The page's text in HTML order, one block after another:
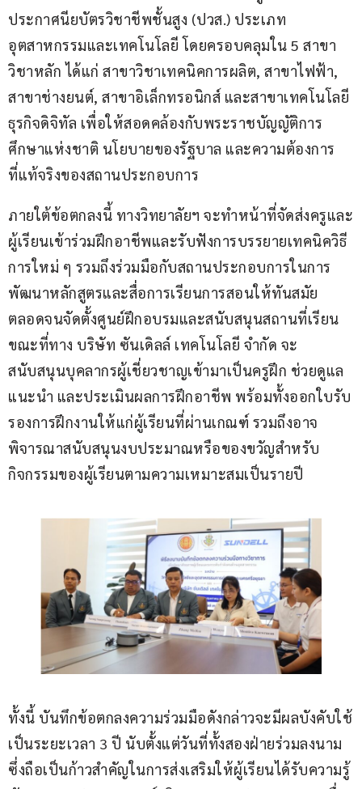
ประกาศนียบัตรวิชาชีพชั้นสูง (ปวส.) ประเภท
อุตสาหกรรมและเทคโนโลยี โดยครอบคลุมใน 5 สาขา
วิชาหลัก ได้แก่ สาขาวิชาเทคนิคการผลิต, สาขาไฟฟ้า,
สาขาช่างยนต์, สาขาอิเล็กทรอนิกส์ และสาขาเทคโนโลยี
ธุรกิจดิจิทัล เพื่อให้สอดคล้องกับพระราชบัญญัติการ
ศึกษาแห่งชาติ นโยบายของรัฐบาล และความต้องการ
ที่แท้จริงของสถานประกอบการ
ภายใต้ข้อตกลงนี้ ทางวิทยาลัยฯ จะทำหน้าที่จัดส่งครูและ
ผู้เรียนเข้าร่วมฝึกอาชีพและรับฟังการบรรยายเทคนิควิธี
การใหม่ ๆ รวมถึงร่วมมือกับสถานประกอบการในการ
พัฒนาหลักสูตรและสื่อการเรียนการสอนให้ทันสมัย
ตลอดจนจัดตั้งศูนย์ฝึกอบรมและสนับสนุนสถานที่เรียน
ขณะที่ทาง บริษัท ซันเดิลล์ เทคโนโลยี จำกัด จะ
สนับสนุนบุคลากรผู้เชี่ยวชาญเข้ามาเป็นครูฝึก ช่วยดูแล
แนะนำ และประเมินผลการฝึกอาชีพ พร้อมทั้งออกใบรับ
รองการฝึกงานให้แก่ผู้เรียนที่ผ่านเกณฑ์ รวมถึงอาจ
พิจารณาสนับสนุนงบประมาณหรือของขวัญสำหรับ
กิจกรรมของผู้เรียนตามความเหมาะสมเป็นรายปี
ทั้งนี้ บันทึกข้อตกลงความร่วมมือดังกล่าวจะมีผลบังคับใช้
เป็นระยะเวลา 3 ปี นับตั้งแต่วันที่ทั้งสองฝ่ายร่วมลงนาม
ซึ่งถือเป็นก้าวสำคัญในการส่งเสริมให้ผู้เรียนได้รับความรู้